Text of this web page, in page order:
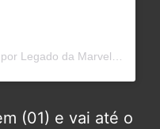
Uma publicação compartilhada por Legado da Marvel (@legadodamarvel)
(01) e vai até o